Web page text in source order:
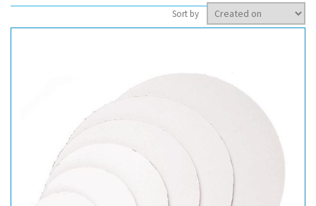
Sort by